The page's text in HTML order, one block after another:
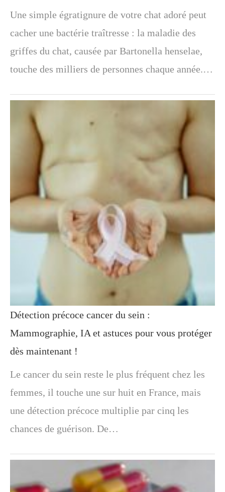
Une simple égratignure de votre chat adoré peut
cacher une bactérie traîtresse : la maladie des
griffes du chat, causée par Bartonella henselae,
touche des milliers de personnes chaque année.…
Détection précoce cancer du sein :
Mammographie, IA et astuces pour vous protéger
dès maintenant !
Le cancer du sein reste le plus fréquent chez les
femmes, il touche une sur huit en France, mais
une détection précoce multiplie par cinq les
chances de guérison. De…